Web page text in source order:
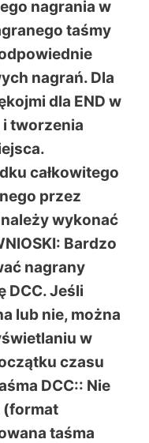
nagrania w
taśmy
nagrań. Dla
dla END w
tworzenia
całkowitego
przez
wykonać
Bardzo
nagrany
DCC. Jeśli
lub nie, można
w
czasu
DCC:: Nie
(format
taśma